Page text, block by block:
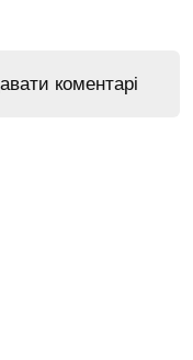
коментарі